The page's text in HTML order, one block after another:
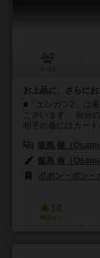
お上品に、さらに
■「エレガン2」は
ございます。 自分
相手の番にはカー
飯島 修（
飯島 修（
ボボン・ボン
14
興味あり